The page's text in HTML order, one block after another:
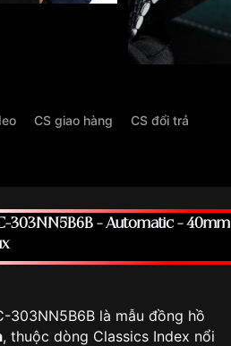
CS giao hàng CS đổi trả
– Automatic – 40mm |
303NN5B6B là mẫu đồng hồ
, thuộc dòng Classics Index nổi